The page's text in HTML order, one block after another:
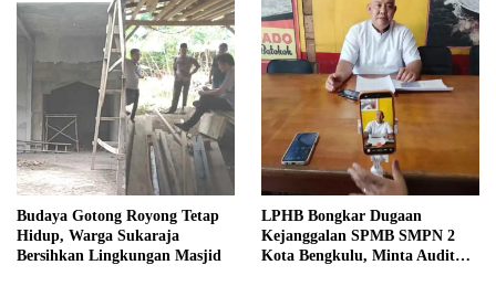
Budaya Gotong Royong Tetap
Hidup, Warga Sukaraja
Bersihkan Lingkungan Masjid
LPHB Bongkar Dugaan
Kejanggalan SPMB SMPN 2
Kota Bengkulu, Minta Audit